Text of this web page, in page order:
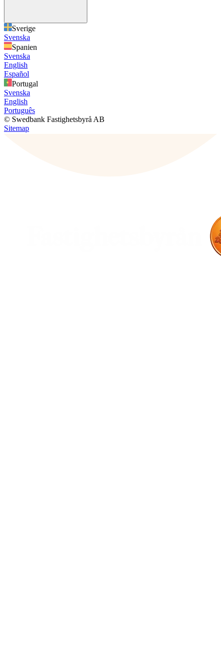
Sverige
Svenska
Spanien
Svenska
English
Español
Portugal
Svenska
English
Português
© Swedbank Fastighetsbyrå AB
Sitemap